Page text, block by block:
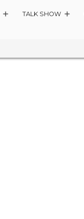
TALK SHOW